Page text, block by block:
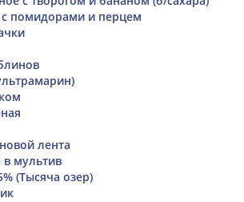
с помидорами и перцем
лента
в мультив
(Тысяча озер)